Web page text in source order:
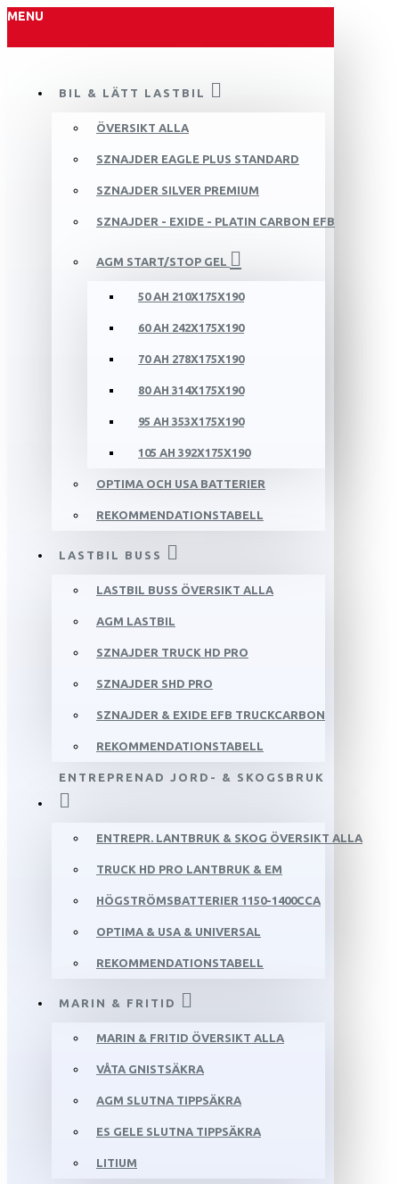
MENU
BIL & LÄTT LASTBIL
ÖVERSIKT ALLA
SZNAJDER EAGLE PLUS STANDARD
SZNAJDER SILVER PREMIUM
SZNAJDER - EXIDE - PLATIN CARBON EFB
AGM START/STOP GEL
50 AH 210X175X190
60 AH 242X175X190
70 AH 278X175X190
80 AH 314X175X190
95 AH 353X175X190
105 AH 392X175X190
OPTIMA OCH USA BATTERIER
REKOMMENDATIONSTABELL
LASTBIL BUSS
LASTBIL BUSS ÖVERSIKT ALLA
AGM LASTBIL
SZNAJDER TRUCK HD PRO
SZNAJDER SHD PRO
SZNAJDER & EXIDE EFB TRUCKCARBON
REKOMMENDATIONSTABELL
ENTREPRENAD JORD- & SKOGSBRUK
ENTREPR. LANTBRUK & SKOG ÖVERSIKT ALLA
TRUCK HD PRO LANTBRUK & EM
HÖGSTRÖMSBATTERIER 1150-1400CCA
OPTIMA & USA & UNIVERSAL
REKOMMENDATIONSTABELL
MARIN & FRITID
MARIN & FRITID ÖVERSIKT ALLA
VÅTA GNISTSÄKRA
AGM SLUTNA TIPPSÄKRA
ES GELE SLUTNA TIPPSÄKRA
LITIUM